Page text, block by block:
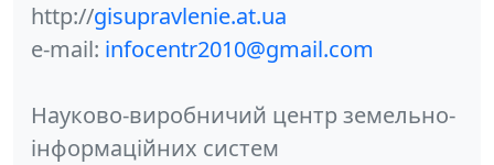
http://gisupravlenie.at.ua
e-mail: infocentr2010@gmail.com
Науково-виробничий центр земельно-
інформаційних систем